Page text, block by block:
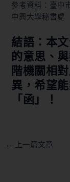
參考資料： 臺中
中興大學秘書處
結語：本
的意思、
階機關相
異，希望
「函」！
← 上一篇文章